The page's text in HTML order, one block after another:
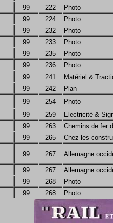
99 222
Photo
99 224
Photo
99 232
Photo
99 233
Photo
99 235
Photo
99 236
Photo
99 241
Matériel &
99 242
Plan
99 254
Photo
99 259
Electricité &
99 263
Chemins de fer
99 265 Chez les
99 267 Allemagne
99 267
Allemagne
99 268
Photo
99 268 Photo